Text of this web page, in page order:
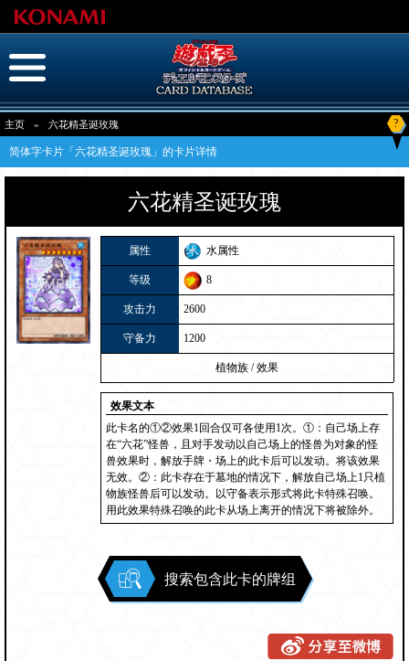
主页 » 六花精圣诞玫瑰 ?
简体字卡片「六花精圣诞玫瑰」的卡片详情
六花精圣诞玫瑰
属性 水属性
等级 8
攻击力 2600
守备力 1200
植物族 / 效果
效果文本
此卡名的①②效果1回合仅可各使用1次。①：自己场上存
在“六花”怪兽，且对手发动以自己场上的怪兽为对象的怪
兽效果时，解放手牌・场上的此卡后可以发动。将该效果
无效。②：此卡存在于墓地的情况下，解放自己场上1只植
物族怪兽后可以发动。以守备表示形式将此卡特殊召唤。
用此效果特殊召唤的此卡从场上离开的情况下将被除外。
搜索包含此卡的牌组